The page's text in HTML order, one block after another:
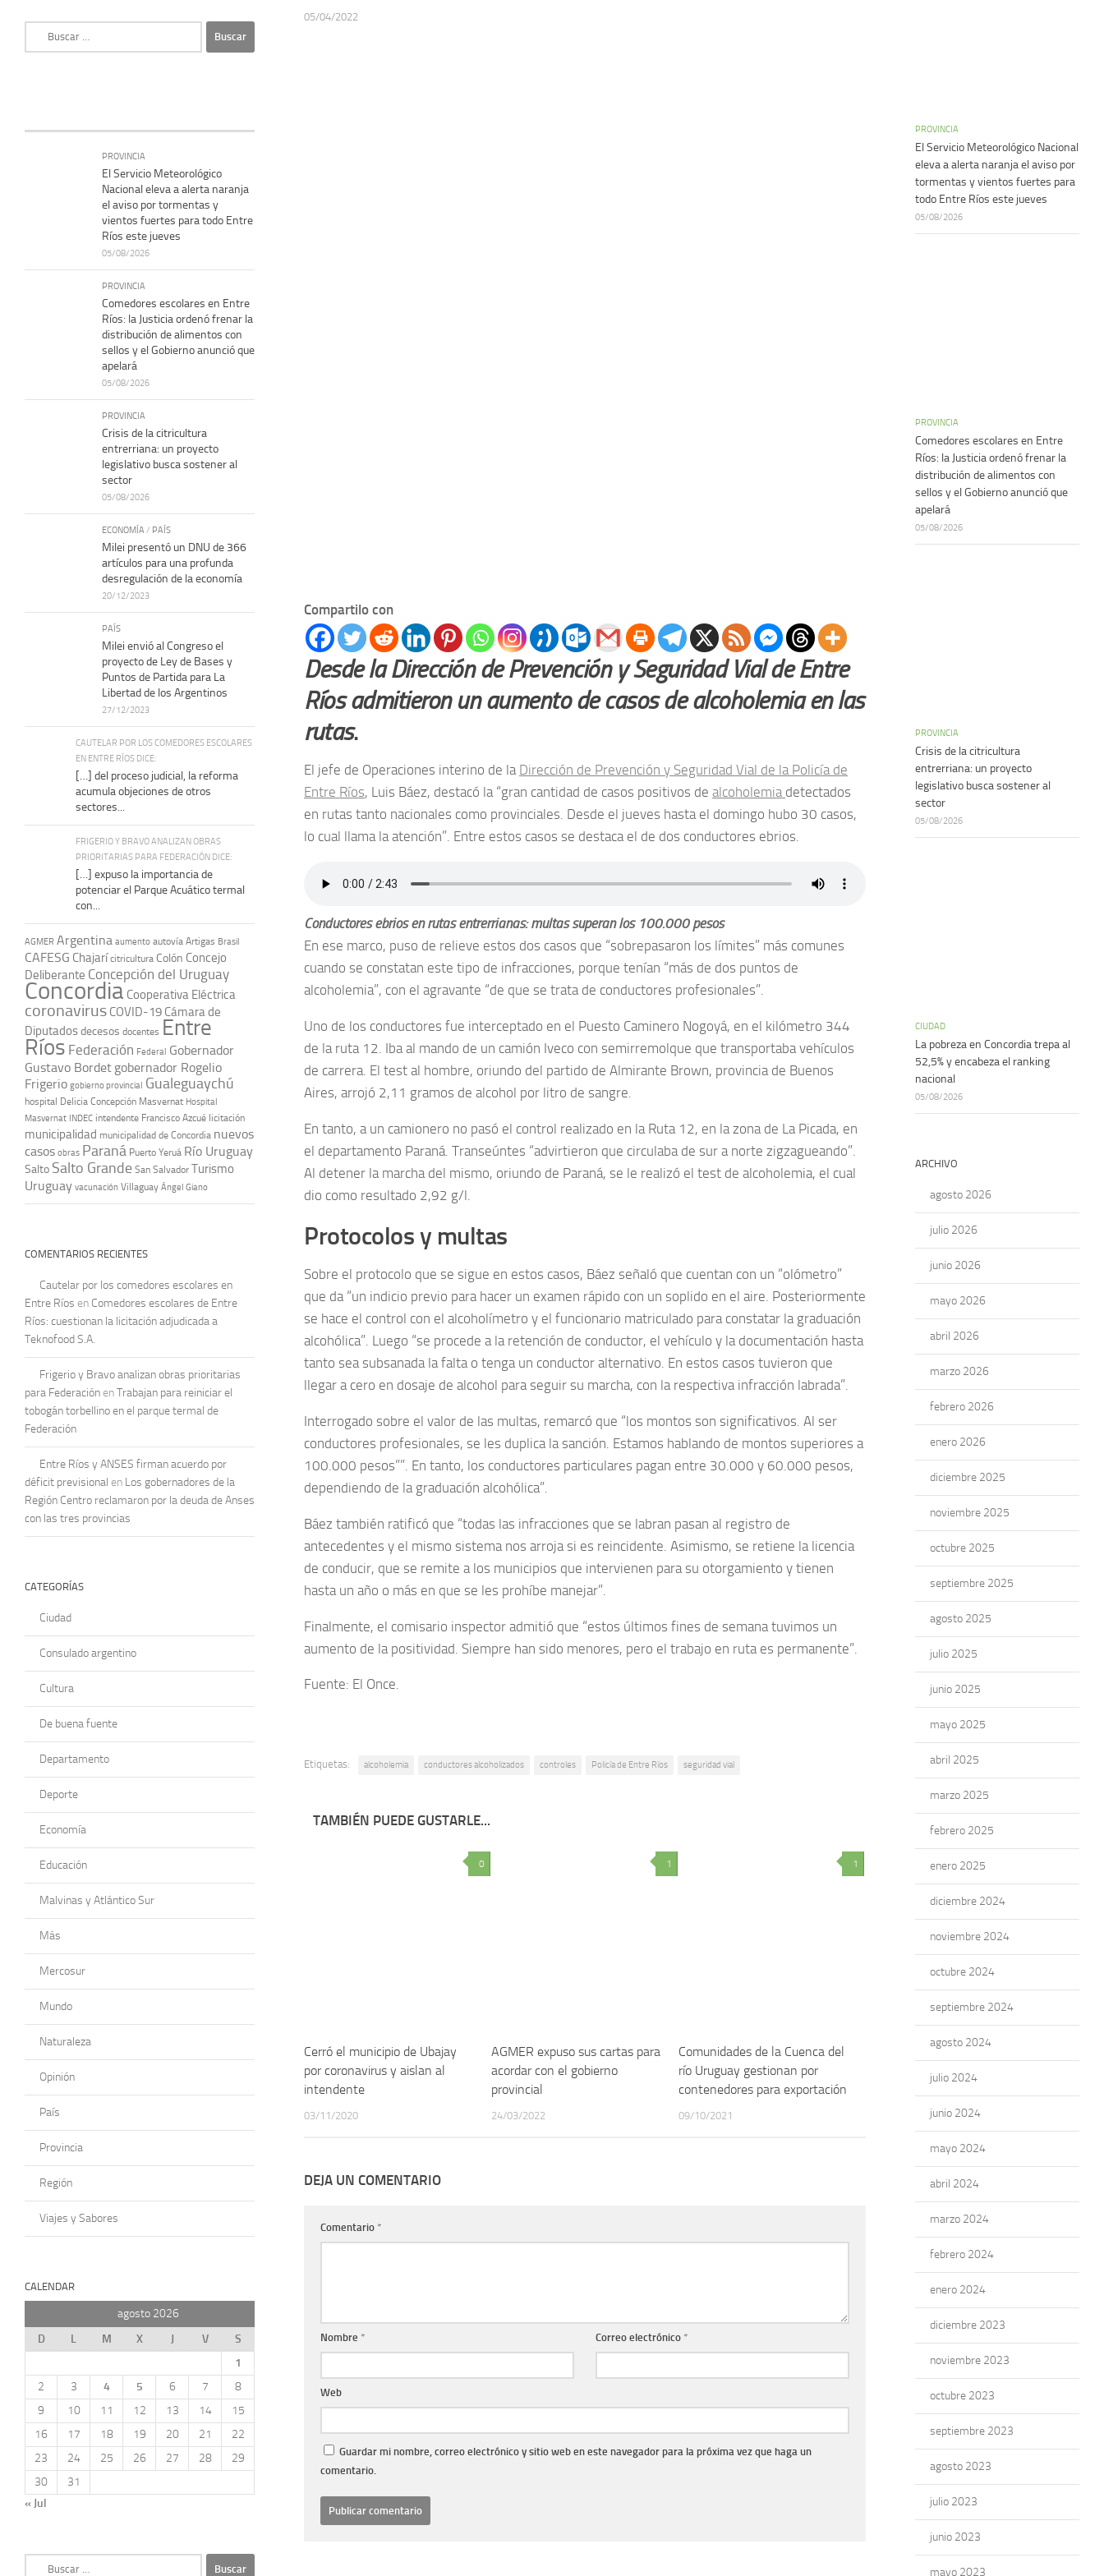
05/04/2022
Compartilo con
Desde la Dirección de Prevención y Seguridad Vial de Entre
Ríos admitieron un aumento de casos de alcoholemia en las
rutas.
El jefe de Operaciones interino de la Dirección de Prevención y Seguridad Vial de la Policía de
Entre Ríos, Luis Báez, destacó la “gran cantidad de casos positivos de alcoholemia detectados
en rutas tanto nacionales como provinciales. Desde el jueves hasta el domingo hubo 30 casos,
lo cual llama la atención”. Entre estos casos se destaca el de dos conductores ebrios.
Conductores ebrios en rutas entrerrianas: multas superan los 100.000 pesos
En ese marco, puso de relieve estos dos casos que “sobrepasaron los límites” más comunes
cuando se constatan este tipo de infracciones, porque tenían “más de dos puntos de
alcoholemia”, con el agravante “de que se trata de conductores profesionales”.
Uno de los conductores fue interceptado en el Puesto Caminero Nogoyá, en el kilómetro 344
de la ruta 12. Iba al mando de un camión Iveco con semirremolque que transportaba vehículos
de carrera. El test al hombre, oriundo del partido de Almirante Brown, provincia de Buenos
Aires, arrojó 2,11 gramos de alcohol por litro de sangre.
En tanto, a un camionero no pasó el control realizado en la Ruta 12, en la zona de La Picada, en
el departamento Paraná. Transeúntes “advirtieron que circulaba de sur a norte zigzagueando”.
Al detener la marcha del mismo, oriundo de Paraná, se le realizó el test de alcoholemia, el cual
dio como resultado 2,92 g/l.
Protocolos y multas
Sobre el protocolo que se sigue en estos casos, Báez señaló que cuentan con un “olómetro”
que da “un indicio previo para hacer un examen rápido con un soplido en el aire. Posteriormente
se hace el control con el alcoholímetro y el funcionario matriculado para constatar la graduación
alcohólica”. Luego “se procede a la retención de conductor, el vehículo y la documentación hasta
tanto sea subsanada la falta o tenga un conductor alternativo. En estos casos tuvieron que
llegar a cero en dosaje de alcohol para seguir su marcha, con la respectiva infracción labrada”.
Interrogado sobre el valor de las multas, remarcó que “los montos son significativos. Al ser
conductores profesionales, se les duplica la sanción. Estamos hablando de montos superiores a
100.000 pesos””. En tanto, los conductores particulares pagan entre 30.000 y 60.000 pesos,
dependiendo de la graduación alcohólica”.
Báez también ratificó que “todas las infracciones que se labran pasan al registro de
antecedentes y el mismo sistema nos arroja si es reincidente. Asimismo, se retiene la licencia
de conducir, que se remite a los municipios que intervienen para su otorgamiento y tienen
hasta un año o más en que se les prohíbe manejar”.
Finalmente, el comisario inspector admitió que “estos últimos fines de semana tuvimos un
aumento de la positividad. Siempre han sido menores, pero el trabajo en ruta es permanente”.
Fuente: El Once.
Etiquetas: alcoholemia conductores alcoholizados controles Policía de Entre Ríos seguridad vial
TAMBIÉN PUEDE GUSTARLE...
0
Cerró el municipio de Ubajay
por coronavirus y aislan al
intendente
03/11/2020
1
AGMER expuso sus cartas para
acordar con el gobierno
provincial
24/03/2022
1
Comunidades de la Cuenca del
río Uruguay gestionan por
contenedores para exportación
09/10/2021
DEJA UN COMENTARIO
Comentario *
Nombre * Correo electrónico *
Web
Guardar mi nombre, correo electrónico y sitio web en este navegador para la próxima vez que haga un
comentario.
PROVINCIA
El Servicio Meteorológico
Nacional eleva a alerta naranja
el aviso por tormentas y
vientos fuertes para todo Entre
Ríos este jueves
05/08/2026
PROVINCIA
Comedores escolares en Entre
Ríos: la Justicia ordenó frenar la
distribución de alimentos con
sellos y el Gobierno anunció que
apelará
05/08/2026
PROVINCIA
Crisis de la citricultura
entrerriana: un proyecto
legislativo busca sostener al
sector
05/08/2026
ECONOMÍA / PAÍS
Milei presentó un DNU de 366
artículos para una profunda
desregulación de la economía
20/12/2023
PAÍS
Milei envió al Congreso el
proyecto de Ley de Bases y
Puntos de Partida para La
Libertad de los Argentinos
27/12/2023
CAUTELAR POR LOS COMEDORES ESCOLARES
EN ENTRE RÍOS DICE:
[…] del proceso judicial, la reforma
acumula objeciones de otros
sectores...
FRIGERIO Y BRAVO ANALIZAN OBRAS
PRIORITARIAS PARA FEDERACIÓN DICE:
[…] expuso la importancia de
potenciar el Parque Acuático termal
con...
AGMER Argentina aumento autovía Artigas Brasil
CAFESG Chajarí citricultura Colón Concejo
Deliberante Concepción del Uruguay
Concordia Cooperativa Eléctrica
coronavirus COVID-19 Cámara de
Diputadosdecesos docentes Entre
Ríos Federación Federal Gobernador
Gustavo Bordet gobernador Rogelio
Frigerio gobierno provincial Gualeguaychú
hospital Delicia Concepción Masvernat Hospital
Masvernat INDEC intendente Francisco Azcué licitación
municipalidad municipalidad de Concordia nuevos
casos obras Paraná Puerto Yeruá Río Uruguay
Salto Salto Grande San Salvador Turismo
Uruguay vacunación Villaguay Ángel Giano
COMENTARIOS RECIENTES
Cautelar por los comedores escolares en
Entre Ríos en Comedores escolares de Entre
Ríos: cuestionan la licitación adjudicada a
Teknofood S.A.
Frigerio y Bravo analizan obras prioritarias
para Federación enTrabajan para reiniciar el
tobogán torbellino en el parque termal de
Federación
Entre Ríos y ANSES firman acuerdo por
déficit previsional en Los gobernadores de la
Región Centro reclamaron por la deuda de Anses
con las tres provincias
CATEGORÍAS
Ciudad
Consulado argentino
Cultura
De buena fuente
Departamento
Deporte
Economía
Educación
Malvinas y Atlántico Sur
Más
Mercosur
Mundo
Naturaleza
Opinión
País
Provincia
Región
Viajes y Sabores
CALENDAR
agosto 2026
D
L M X J V
S
1
2
3 4 5 6 7
8
9
10 11 12 13 14
15
16
17 18 19 20 21
22
23
24 25 26 27 28
29
30
31
« Jul
PROVINCIA
El Servicio Meteorológico Nacional
eleva a alerta naranja el aviso por
tormentas y vientos fuertes para
todo Entre Ríos este jueves
05/08/2026
PROVINCIA
Comedores escolares en Entre
Ríos: la Justicia ordenó frenar la
distribución de alimentos con
sellos y el Gobierno anunció que
apelará
05/08/2026
PROVINCIA
Crisis de la citricultura
entrerriana: un proyecto
legislativo busca sostener al
sector
05/08/2026
CIUDAD
La pobreza en Concordia trepa al
52,5% y encabeza el ranking
nacional
05/08/2026
ARCHIVO
agosto 2026
julio 2026
junio 2026
mayo 2026
abril 2026
marzo 2026
febrero 2026
enero 2026
diciembre 2025
noviembre 2025
octubre 2025
septiembre 2025
agosto 2025
julio 2025
junio 2025
mayo 2025
abril 2025
marzo 2025
febrero 2025
enero 2025
diciembre 2024
noviembre 2024
octubre 2024
septiembre 2024
agosto 2024
julio 2024
junio 2024
mayo 2024
abril 2024
marzo 2024
febrero 2024
enero 2024
diciembre 2023
noviembre 2023
octubre 2023
septiembre 2023
agosto 2023
julio 2023
junio 2023
mayo 2023